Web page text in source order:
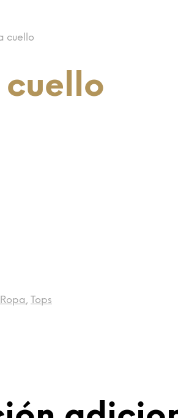
cuello
Ropa, Tops